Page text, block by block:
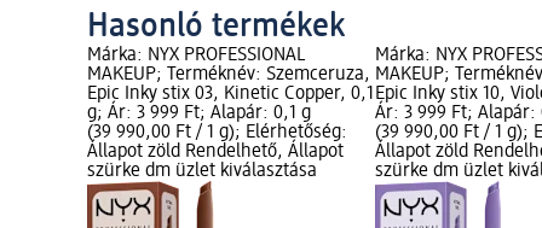
Hasonló termékek
Márka: NYX PROFESSIONAL
MAKEUP; Terméknév: Szemceruza,
Epic Inky stix 03, Kinetic Copper, 0,1
g; Ár: 3 999 Ft; Alapár: 0,1 g
(39 990,00 Ft / 1 g); Elérhetőség:
Állapot zöld Rendelhető, Állapot
szürke dm üzlet kiválasztása
Márka: NYX
MAKEUP;
Epic Inky stix 10,
Ár: 3 999 Ft; Alapár:
(39 990,00 Ft / 1 g);
Állapot zöld
szürke dm üzlet